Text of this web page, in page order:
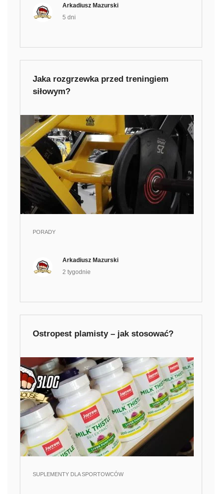
Arkadiusz Mazurski
5 dni
Jaka rozgrzewka przed treningiem
siłowym?
PORADY
Arkadiusz Mazurski
2 tygodnie
Ostropest plamisty – jak stosować?
SUPLEMENTY DLA SPORTOWCÓW